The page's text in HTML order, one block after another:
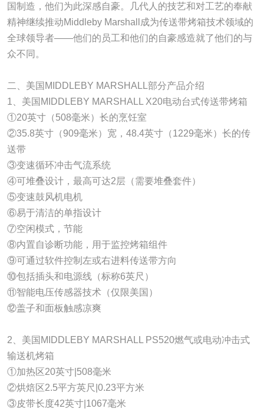
国制造，他们为此深感自豪。几代人的技艺和对工艺的奉献
精神继续推动Middleby Marshall成为传送带烤箱技术领域的
全球领导者——他们的员工和他们的自豪感造就了他们的与
众不同。
二、美国MIDDLEBY MARSHALL部分产品介绍
1、美国MIDDLEBY MARSHALL X20电动台式传送带烤箱
①20英寸（508毫米）长的烹饪室
②35.8英寸（909毫米）宽，48.4英寸（1229毫米）长的传
送带
③变速循环冲击气流系统
④可堆叠设计，最高可达2层（需要堆叠套件）
⑤变速鼓风机电机
⑥易于清洁的单指设计
⑦空闲模式，节能
⑧内置自诊断功能，用于监控烤箱组件
⑨可通过软件控制左或右进料传送带方向
⑩包括插头和电源线（标称6英尺）
⑪智能电压传感器技术（仅限美国）
⑫盖子和面板触感凉爽
2、美国MIDDLEBY MARSHALL PS520燃气或电动冲击式
输送机烤箱
①加热区20英寸|508毫米
②烘焙区2.5平方英尺|0.23平方米
③皮带长度42英寸|1067毫米